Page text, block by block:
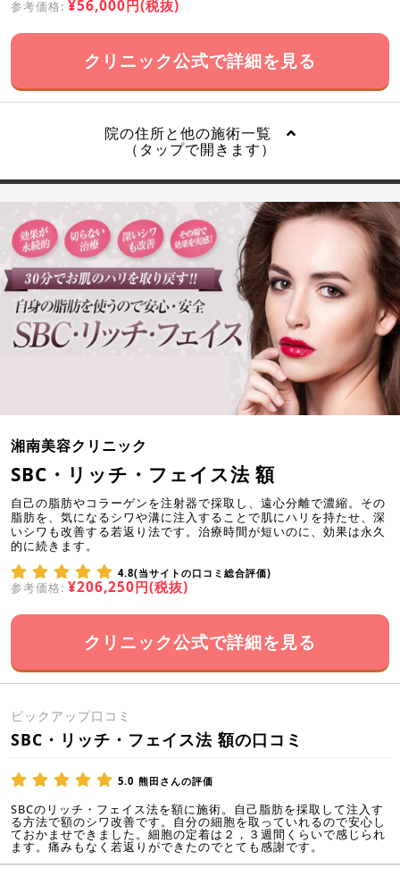
参考価格: ¥56,000円(税抜)
クリニック公式で詳細を見る
院の住所と他の施術一覧
（タップで開きます）
湘南美容クリニック
SBC・リッチ・フェイス法 額
自己の脂肪やコラーゲンを注射器で採取し、遠心分離で濃縮。その
脂肪を、気になるシワや溝に注入することで肌にハリを持たせ、深
いシワも改善する若返り法です。治療時間が短いのに、効果は永久
的に続きます。
4.8(当サイトの口コミ総合評価)
参考価格: ¥206,250円(税抜)
クリニック公式で詳細を見る
ピックアップ口コミ
SBC・リッチ・フェイス法 額の口コミ
5.0 熊田さんの評価
SBCのリッチ・フェイス法を額に施術。自己脂肪を採取して注入す
る方法で額のシワ改善です。自分の細胞を取っていれるので安心し
ておかませできました。細胞の定着は２，３週間くらいで感じられ
ます。痛みもなく若返りができたのでとても感謝です。